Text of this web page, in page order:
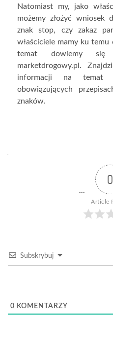
Natomiast my, jako
możemy złożyć wniosek
znak stop, czy zakaz
właściciele mamy ku
temat dowiemy
marketdrogowy.pl.
informacji na temat
obowiązujących
znaków.
0
Article
Subskrybuj
0 KOMENTARZY